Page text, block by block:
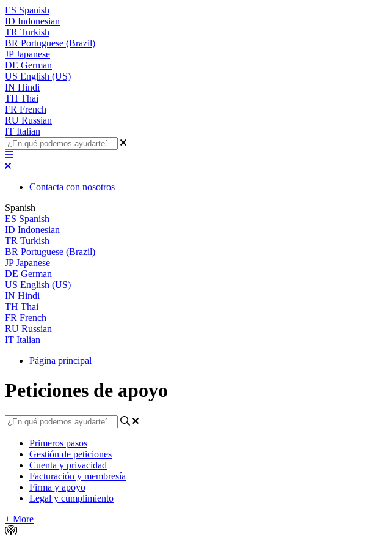
ES Spanish
ID Indonesian
TR Turkish
BR Portuguese (Brazil)
JP Japanese
DE German
US English (US)
IN Hindi
TH Thai
FR French
RU Russian
IT Italian
Contacta con nosotros
Spanish
ES Spanish
ID Indonesian
TR Turkish
BR Portuguese (Brazil)
JP Japanese
DE German
US English (US)
IN Hindi
TH Thai
FR French
RU Russian
IT Italian
Página principal
Peticiones de apoyo
Primeros pasos
Gestión de peticiones
Cuenta y privacidad
Facturación y membresía
Firma y apoyo
Legal y cumplimiento
+ More